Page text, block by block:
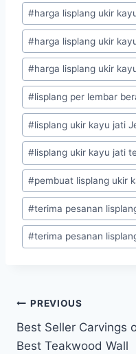
#harga lisplang ukir
#harga lisplang ukir
#harga lisplang ukir
#lisplang per lembar
#lisplang ukir kayu jati
#lisplang ukir kayu jati
#pembuat lisplang ukir
#terima pesanan
#terima pesanan
PREVIOUS
Best Seller Carvings
Best Teakwood Wall